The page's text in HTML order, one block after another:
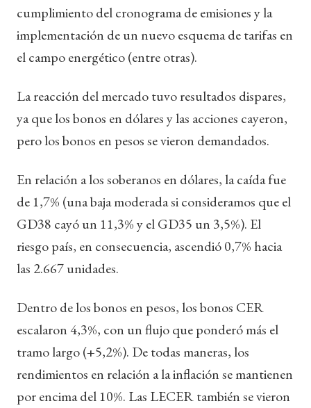
cumplimiento del cronograma de emisiones y la
implementación de un nuevo esquema de tarifas en
el campo energético (entre otras).
La reacción del mercado tuvo resultados dispares,
ya que los bonos en dólares y las acciones cayeron,
pero los bonos en pesos se vieron demandados.
En relación a los soberanos en dólares, la caída fue
de 1,7% (una baja moderada si consideramos que el
GD38 cayó un 11,3% y el GD35 un 3,5%). El
riesgo país, en consecuencia, ascendió 0,7% hacia
las 2.667 unidades.
Dentro de los bonos en pesos, los bonos CER
escalaron 4,3%, con un flujo que ponderó más el
tramo largo (+5,2%). De todas maneras, los
rendimientos en relación a la inflación se mantienen
por encima del 10%. Las LECER también se vieron